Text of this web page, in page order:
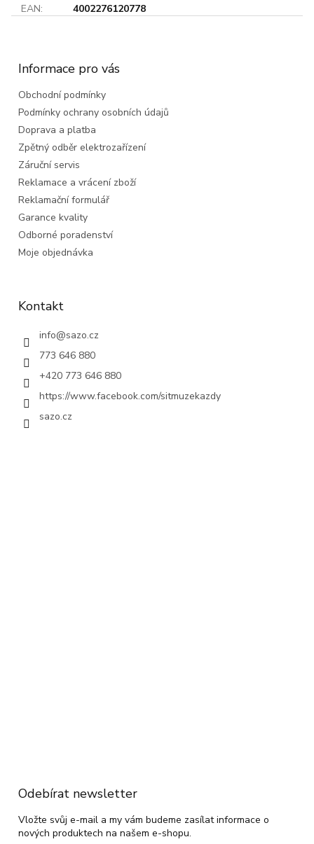
EAN: 4002276120778
Informace pro vás
Obchodní podmínky
Podmínky ochrany osobních údajů
Doprava a platba
Zpětný odběr elektrozařízení
Záruční servis
Reklamace a vrácení zboží
Reklamační formulář
Garance kvality
Odborné poradenství
Moje objednávka
Kontakt
info@sazo.cz
773 646 880
+420 773 646 880
https://www.facebook.com/sitmuzekazdy
sazo.cz
Odebírat newsletter
Vložte svůj e-mail a my vám budeme zasílat informace o
nových produktech na našem e-shopu.